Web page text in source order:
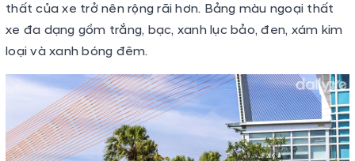
thất của xe trở nên rộng rãi hơn. Bảng màu ngoại thất
xe đa dạng gồm trắng, bạc, xanh lục bảo, đen, xám kim
loại và xanh bóng đêm.